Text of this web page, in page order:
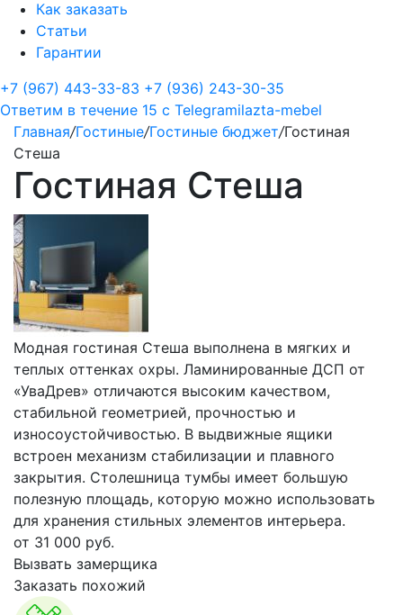
Как заказать
Статьи
Гарантии
+7 (967) 443-33-83 +7 (936) 243-30-35
Ответим в течение 15 с Telegramilazta-mebel
Главная/Гостиные/Гостиные бюджет/Гостиная
Стеша
Гостиная Стеша
Модная гостиная Стеша выполнена в мягких и
теплых оттенках охры. Ламинированные ДСП от
«УваДрев» отличаются высоким качеством,
стабильной геометрией, прочностью и
износоустойчивостью. В выдвижные ящики
встроен механизм стабилизации и плавного
закрытия. Столешница тумбы имеет большую
полезную площадь, которую можно использовать
для хранения стильных элементов интерьера.
от 31 000 руб.
Вызвать замерщика
Заказать похожий